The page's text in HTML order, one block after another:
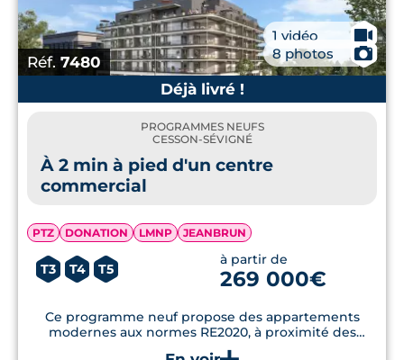
Réf. 7480
1 vidéo 🎥
8 photos
📷
Déjà livré !
PROGRAMMES NEUFS
CESSON-SÉVIGNÉ
À 2 min à pied d'un centre
commercial
PTZ DONATION LMNP JEANBRUN
T3 T4 T5
à partir de
269 000€
Ce programme neuf propose des appartements
modernes aux normes RE2020, à proximité des
commodités et des espaces verts de Cesson-